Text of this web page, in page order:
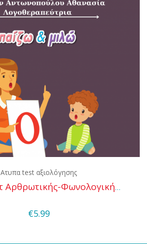
Ατυπα test αξιολόγησης
Άτυπο Τεστ Αρθρωτικής-Φωνολογικής Αξιολόγησης
€5.99